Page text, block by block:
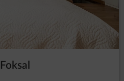
administratora
danych może zamieszczać
tych treści jest dokonywane przez
z art. 6 ust.1 lit. f RODO, tj.
treści związanych ze